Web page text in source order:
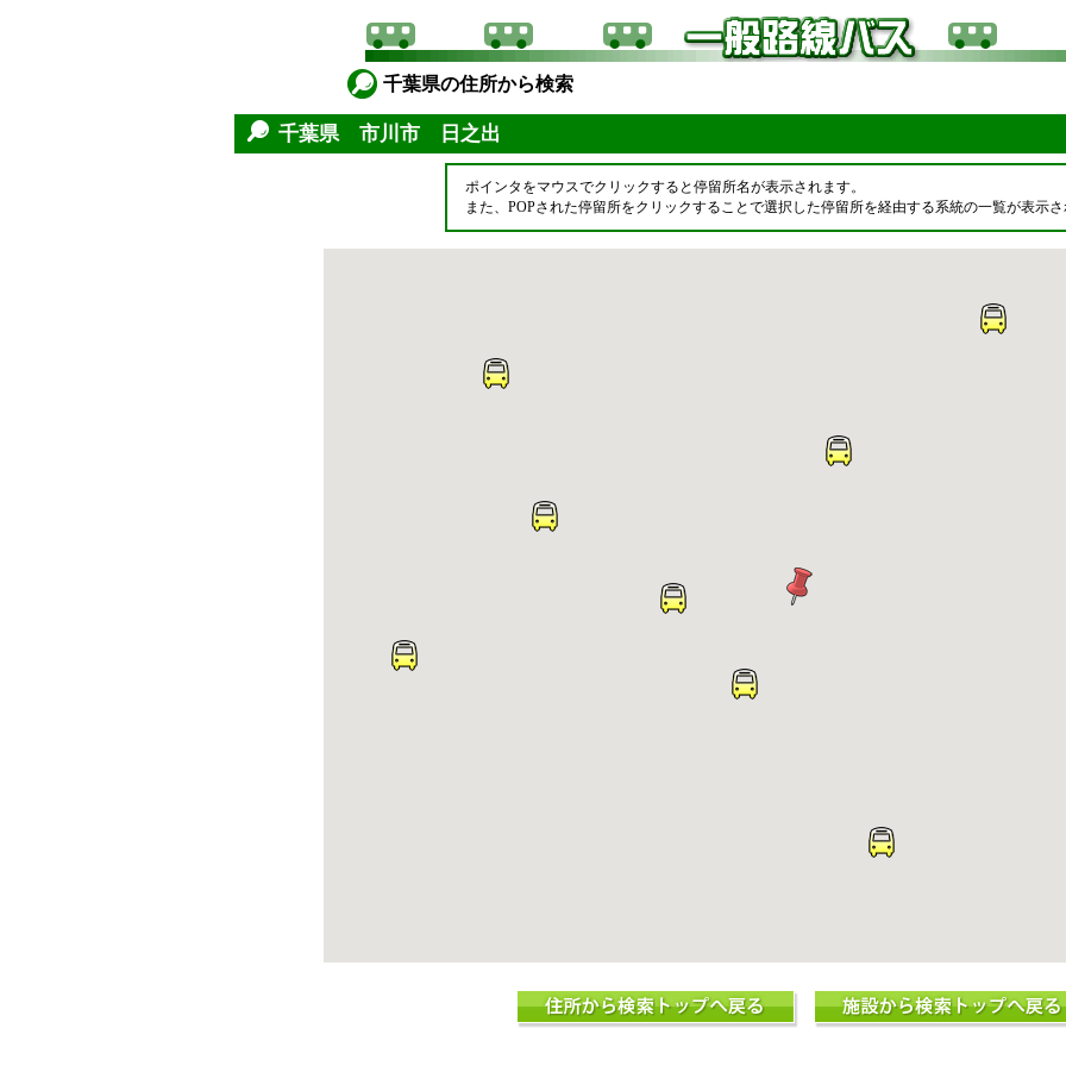
千葉県の住所から検索
千葉県 市川市 日之出
ポインタをマウスでクリックすると停留所名が表示されます。
また、POPされた停留所をクリックすることで選択した停留所を経由する系統の一覧が表示